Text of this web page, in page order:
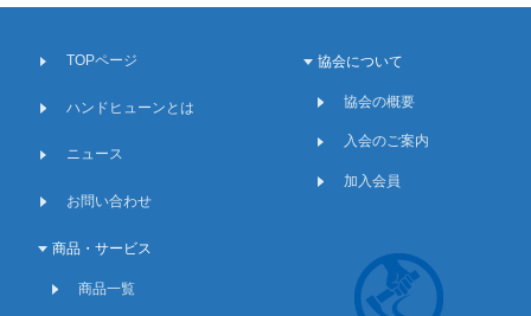
TOPページ
ハンドヒューンとは
ニュース
お問い合わせ
協会について
協会の概要
入会のご案内
加入会員
商品・サービス
商品一覧